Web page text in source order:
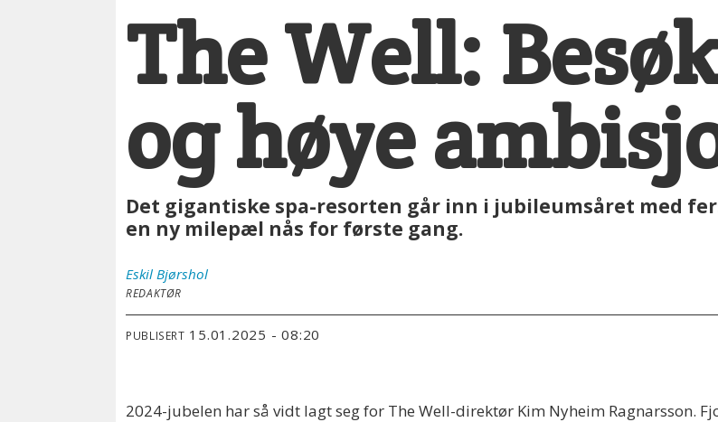
The Well:
og høye
Det gigantiske spa-resorten går inn i jubileumsåret med
en ny milepæl nås for første gang.
Eskil Bjørshol
REDAKTØR
PUBLISERT 15.01.2025 - 08:20
2024-jubelen har så vidt lagt seg for The Well-direktør Kim Nyheim Ragnarsson.